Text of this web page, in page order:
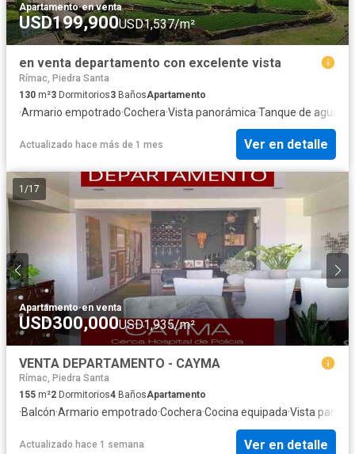
Apartamento·en venta
USD199,900USD1,537/m²
en venta departamento con excelente vista
Rímac, Piedra Santa
130 m²3 Dormitorios3 BañosApartamento
·Armario empotrado·Cochera·Vista panorámica·Tanque de agua
Actualizado hace más de 1 mes Ver en detalle
1 /17
Apartamento·en venta
USD300,000USD1,935/m²
VENTA DEPARTAMENTO - CAYMA
Rímac, Piedra Santa
155 m²2 Dormitorios4 BañosApartamento
·Balcón·Armario empotrado·Cochera·Cocina equipada·Vista
Actualizado hace 1 semana Ver en detalle